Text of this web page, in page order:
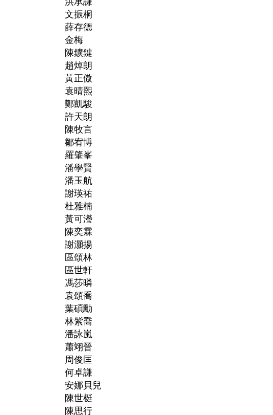
文振桐
薛存德
金梅
陳鑛鍵
趙焯朗
黃正傲
袁晴熙
鄭凱駿
許天朗
陳牧言
鄒宥博
羅肇峯
潘學賢
潘玉航
謝瑛祐
杜雅楠
黃可瀅
陳奕霖
謝灝揚
區頌林
區世軒
馮莎暽
袁頌喬
葉碩勳
林紫喬
潘詠嵐
蕭翊晉
周俊匡
何卓謙
安娜貝兒
陳世梃
陳思行